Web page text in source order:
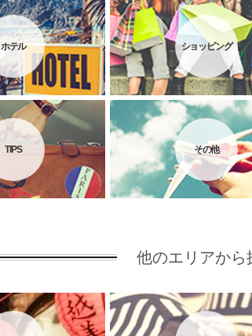
ホテル ショッピング
TIPS その他
他のエリアから